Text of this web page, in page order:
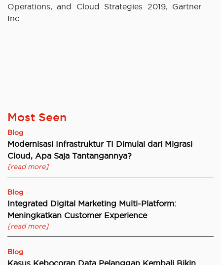
Operations, and Cloud Strategies 2019, Gartner
Inc
Most Seen
Blog
Modernisasi Infrastruktur TI Dimulai dari Migrasi
Cloud, Apa Saja Tantangannya?
[read more]
Blog
Integrated Digital Marketing Multi-Platform:
Meningkatkan Customer Experience
[read more]
Blog